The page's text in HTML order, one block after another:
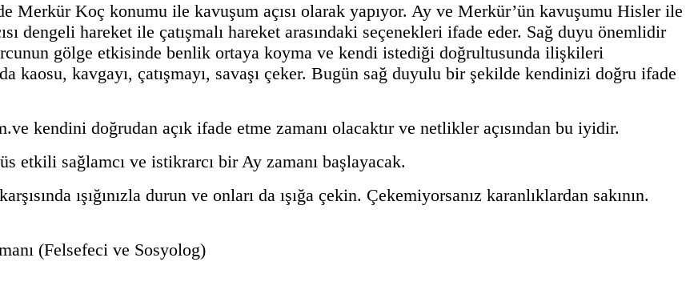
Merkür Koç konumu ile kavuşum açısı olarak yapıyor. Ay ve Merkür’ün kavuşumu Hisler ile
dengeli hareket ile çatışmalı hareket arasındaki seçenekleri ifade eder. Sağ duyu önemlidir
gölge etkisinde benlik ortaya koyma ve kendi istediği doğrultusunda ilişkileri
kaosu, kavgayı, çatışmayı, savaşı çeker. Bugün sağ duyulu bir şekilde kendinizi doğru ifade
kendini doğrudan açık ifade etme zamanı olacaktır ve netlikler açısından bu iyidir.
etkili sağlamcı ve istikrarcı bir Ay zamanı başlayacak.
ışığınızla durun ve onları da ışığa çekin. Çekemiyorsanız karanlıklardan sakının.
(Felsefeci ve Sosyolog)